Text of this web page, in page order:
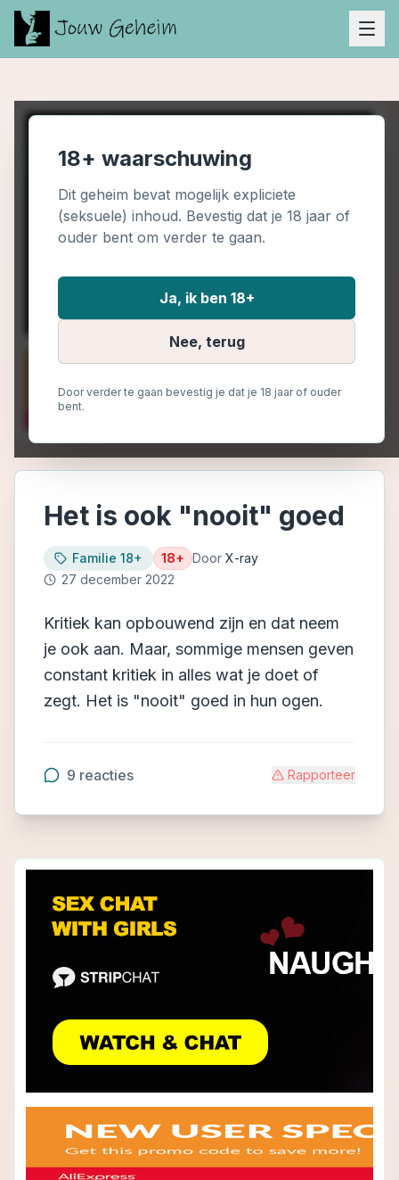
18+ waarschuwing
Dit geheim bevat mogelijk expliciete
(seksuele) inhoud. Bevestig dat je 18 jaar of
ouder bent om verder te gaan.
Ja, ik ben 18+
Nee, terug
Door verder te gaan bevestig je dat je 18 jaar of ouder
bent.
Het is ook "nooit" goed
Familie 18+ 18+ Door X-ray
27 december 2022
Kritiek kan opbouwend zijn en dat neem
je ook aan. Maar, sommige mensen geven
constant kritiek in alles wat je doet of
zegt. Het is "nooit" goed in hun ogen.
9 reacties Rapporteer